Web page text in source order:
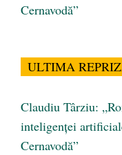
Cernavodă”
ULTIMA
Claudiu Târziu:
inteligenței
Cernavodă”